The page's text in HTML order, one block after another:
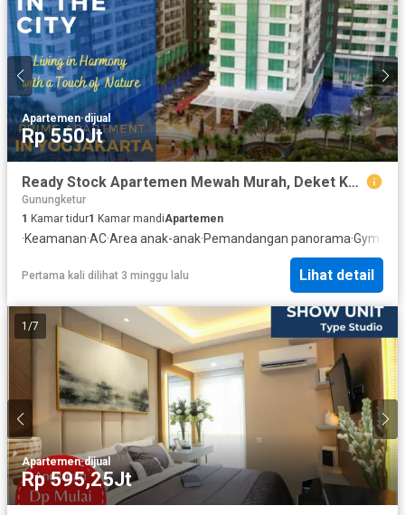
Apartemen·dijual
Rp 550Jt
Ready Stock Apartemen Mewah Murah, Deket Kampus dan Mall
Gunungketur
1 Kamar tidur1 Kamar mandiApartemen
·Keamanan·AC·Area anak-anak·Pemandangan panorama·Gym
Pertama kali dilihat 3 minggu lalu Lihat detail
1 /7
Apartemen·dijual
Rp 595,25Jt